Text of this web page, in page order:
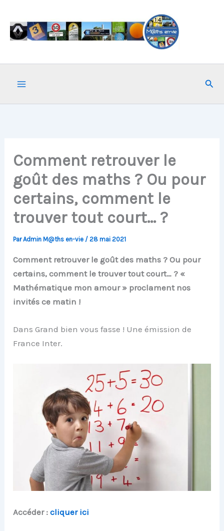
contenu
Comment retrouver le
goût des maths ? Ou pour
certains, comment le
trouver tout court… ?
ParAdmin M@ths en-vie /28 mai 2021
Comment retrouver le goût des maths ? Ou pour
certains, comment le trouver tout court… ? «
Mathématique mon amour » proclament nos
invités ce matin !
Dans Grand bien vous fasse ! Une émission de
France Inter.
Accéder : cliquer ici